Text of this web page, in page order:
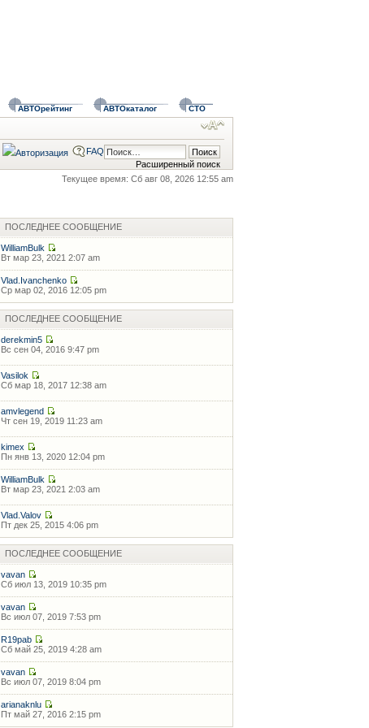
АВТОрейтинг АВТОкаталог СТО
Расширенный поиск
FAQ
Текущее время: Сб авг 08, 2026 12:55 am
ПОСЛЕДНЕЕ СООБЩЕНИЕ
WilliamBulk
Вт мар 23, 2021 2:07 am
Vlad.Ivanchenko
Ср мар 02, 2016 12:05 pm
ПОСЛЕДНЕЕ СООБЩЕНИЕ
derekmin5
Вс сен 04, 2016 9:47 pm
Vasilok
Сб мар 18, 2017 12:38 am
amvlegend
Чт сен 19, 2019 11:23 am
kimex
Пн янв 13, 2020 12:04 pm
WilliamBulk
Вт мар 23, 2021 2:03 am
Vlad.Valov
Пт дек 25, 2015 4:06 pm
ПОСЛЕДНЕЕ СООБЩЕНИЕ
vavan
Сб июл 13, 2019 10:35 pm
vavan
Вс июл 07, 2019 7:53 pm
R19pab
Сб май 25, 2019 4:28 am
vavan
Вс июл 07, 2019 8:04 pm
arianaknlu
Пт май 27, 2016 2:15 pm